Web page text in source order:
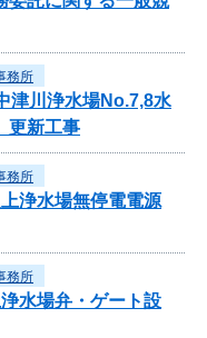
務所
津川浄水場No.7,8水
更新工事
務所
浄水場無停電電源
務所
水場弁・ゲート設